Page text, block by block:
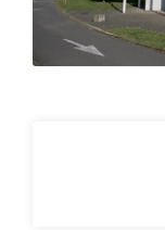
•
• Rhéologie